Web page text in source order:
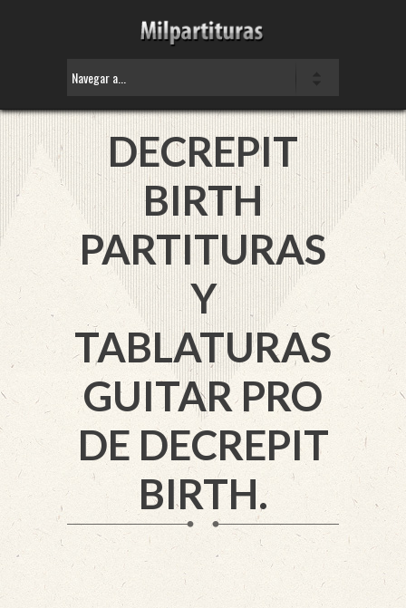
DECREPIT
BIRTH
PARTITURAS
Y
TABLATURAS
GUITAR PRO
DE DECREPIT
BIRTH.